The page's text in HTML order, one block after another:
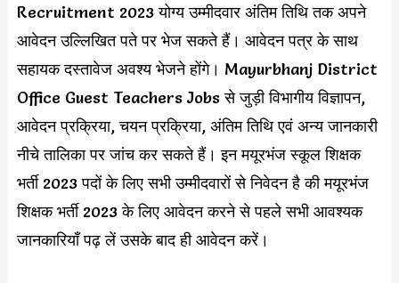
Recruitment 2023 योग्य उम्मीदवार अंतिम तिथि तक अपने
आवेदन उल्लिखित पते पर भेज सकते हैं। आवेदन पत्र के साथ
सहायक दस्तावेज अवश्य भेजने होंगे। Mayurbhanj District
Office Guest Teachers Jobs से जुड़ी विभागीय विज्ञापन,
आवेदन प्रक्रिया, चयन प्रक्रिया, अंतिम तिथि एवं अन्य जानकारी
नीचे तालिका पर जांच कर सकते हैं। इन मयूरभंज स्कूल शिक्षक
भर्ती 2023 पदों के लिए सभी उम्मीदवारों से निवेदन है की मयूरभंज
शिक्षक भर्ती 2023 के लिए आवेदन करने से पहले सभी आवश्यक
जानकारियाँ पढ़ लें उसके बाद ही आवेदन करें।